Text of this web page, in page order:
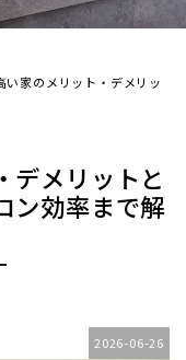
い家のメリット・デメリッ
デメリットと
ン効率まで解
2026-06-26